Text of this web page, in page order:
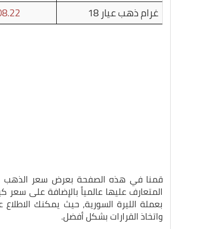
غرام ذهب عيار 18
قمنا في هذه الصفحة بعرض سعر الذهب بتاريخ 23-10-
المتعارف عليها عالمياً بالإضافة على
بعملة الليرة السورية, حيث يمكنك
واتخاذ القرارات بشكل أفضل.